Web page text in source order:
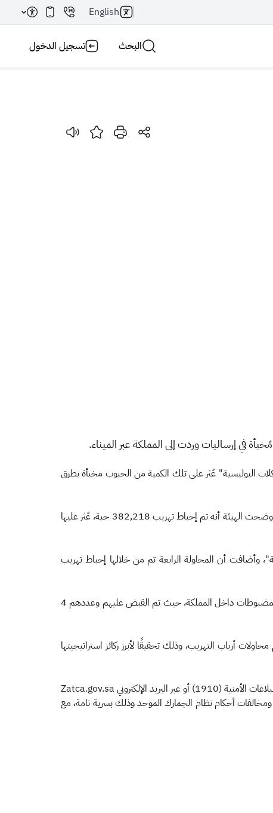
English
البحث تسجيل الدخول
في إرساليات وردت إلى المملكة عبر الميناء.
البوليسية" عُثر على تلك الكمية من الحبوب مخبأة بطرق
وأكدت الهيئة أنها أحبطت في المحاولة الأولى، تهريب 95,782 حبة، كانت مُخبأة في أجزاء متفرقة بإحدى الشاحنات، وفي المحاولة الثانية أوضحت الهيئة أنه تم إحباط تهريب 382,218 حبة، عُثر عليها
حبة، كانت مُخبأة في إرسالية "طاولات خشبية"، وأضافت أن المحاولة الرابعة تم من خلالها إحباط تهريب
كما أوضحت الهيئة أنه بعد إتمام عمليات الضبط، جرى التنسيق مع المديرية العامة لمكافحة المخدرات لضمان القبض على مستقبلي المضبوطات داخل المملكة، حيث تم القبض عليهم وعددهم 4
أرباب التهريب، وذلك تحقيقًا لأبرز ركائز استراتيجيتها
ودعت الهيئة الجميع إلى الإسهام في مكافحة التهريب لحماية المجتمع والاقتصاد الوطني، من خلال التواصل معها على الرقم المخصص للبلاغات الأمنية (1910) أو عبر البريد الإلكتروني Zatca.gov.sa
التهريب ومخالفات أحكام نظام الجمارك الموحد وذلك بسرية تامة، مع